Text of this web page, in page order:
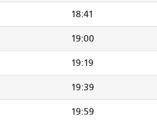
18:41
19:00
19:19
19:39
19:59